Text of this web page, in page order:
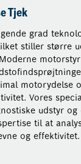
Tjek
grad
stiller større
motorydelse
Vores
udstyr og
til at
og effektivitet.